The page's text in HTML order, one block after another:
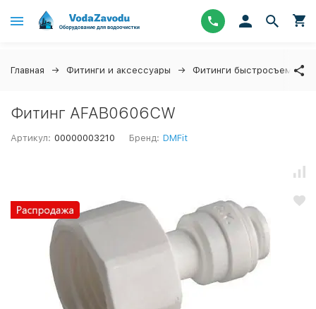
Главная Фитинги и аксессуары Фитинги быстросъемные
Фитинг AFAB0606CW
Артикул: 00000003210 Бренд: DMFit